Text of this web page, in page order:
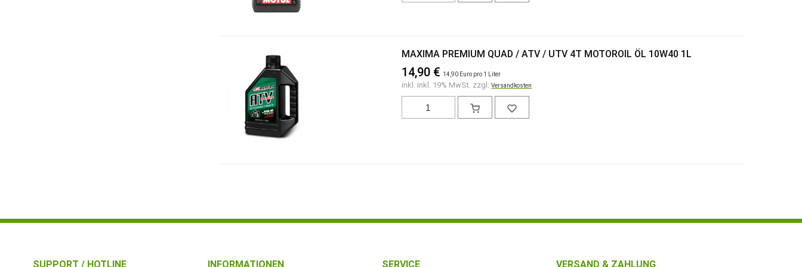
MAXIMA PREMIUM QUAD / ATV / UTV 4T MOTOROIL ÖL 10W40 1L
14,90 € 14,90 Euro pro 1 Liter
inkl. inkl. 19% MwSt. zzgl.Versandkosten
SUPPORT / HOTLINE INFORMATIONEN SERVICE VERSAND & ZAHLUNG